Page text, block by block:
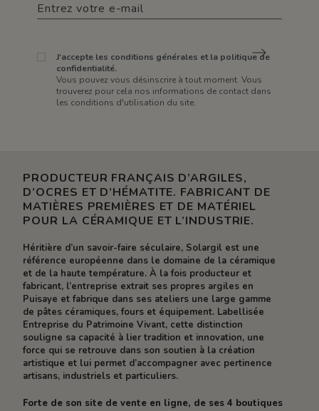
J'accepte les conditions générales et la politique de
confidentialité.
Vous pouvez vous désinscrire à tout moment. Vous
trouverez pour cela nos informations de contact dans
les conditions d'utilisation du site.
PRODUCTEUR FRANÇAIS D’ARGILES,
D’OCRES ET D’HÉMATITE. FABRICANT DE
MATIÈRES PREMIÈRES ET DE MATÉRIEL
POUR LA CÉRAMIQUE ET L’INDUSTRIE.
Héritière d’un savoir-faire séculaire, Solargil est une
référence européenne dans le domaine de la céramique
et de la haute température. À la fois producteur et
fabricant, l’entreprise extrait ses propres argiles en
Puisaye et fabrique dans ses ateliers une large gamme
de pâtes céramiques, fours et équipement. Labellisée
Entreprise du Patrimoine Vivant, cette distinction
souligne sa capacité à lier tradition et innovation, une
force qui se retrouve dans son soutien à la création
artistique et lui permet d’accompagner avec pertinence
artisans, industriels et particuliers.
Forte de son site de vente en ligne, de ses 4 boutiques